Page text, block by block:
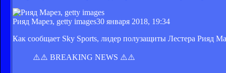
Рияд Марез, getty images30 января 2018, 19:34
Как сообщает Sky Sports, лидер полузащиты Лестера Рияд
⚠️⚠️ BREAKING NEWS ⚠️⚠️